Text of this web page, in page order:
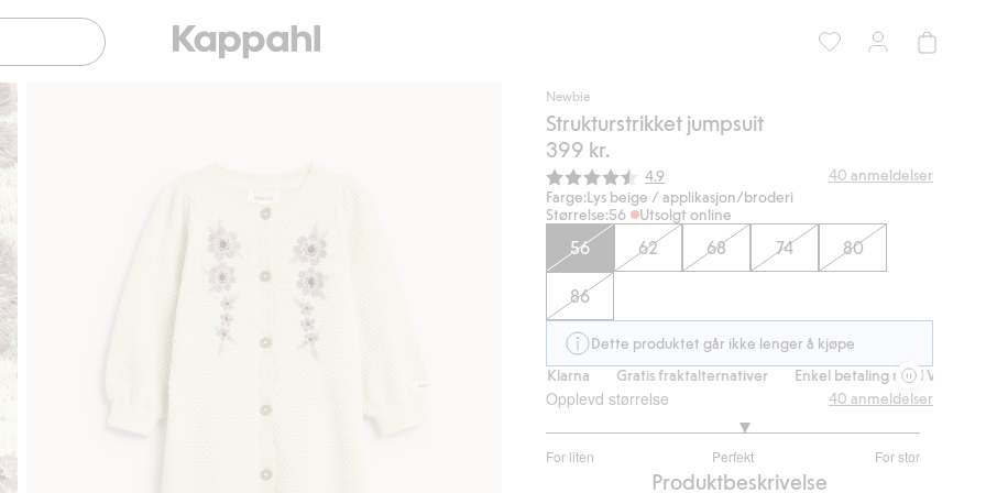
Newbie
Strukturstrikket jumpsuit
399 kr.
Gjennomsnittskarakter:
4.9 40 anmeldelser
Farge:Lys beige / applikasjon/broderi
Størrelse:56 Utsolgt online
56 62 68 74 80
86
Dette produktet går ikke lenger å kjøpe
Enkel betaling med Vipps & Klarna Gratis fraktalternativer Enkel betaling med Vipps &
Opplevd størrelse
For liten Perfekt For stor
av
40 anmeldelser
Produktbeskrivelse